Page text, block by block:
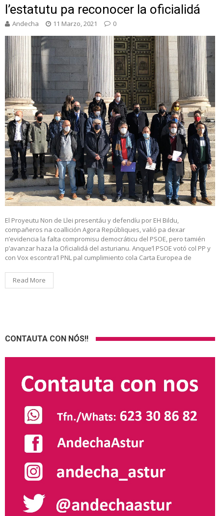
l’estatutu pa reconocer la oficialidá
Andecha 11 Marzo, 2021 0
El Proyeutu Non de Llei presentáu y defendíu por EH Bildu,
compañeros na coallición Agora Repúbliques, valió pa dexar
n’evidencia la falta compromisu democráticu del PSOE, pero tamién
p’avanzar haza la Oficialidá del asturianu. Anque’l PSOE votó col PP y
con Vox escontra’l PNL pal cumplimiento cola Carta Europea de
Read More
CONTAUTA CON NÓS!!